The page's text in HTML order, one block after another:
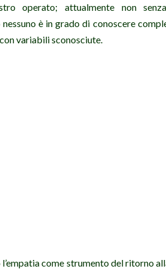
operato; attualmente non
nessuno è in grado di conoscere
variabili sconosciute.
l’empatia come strumento del ritorno